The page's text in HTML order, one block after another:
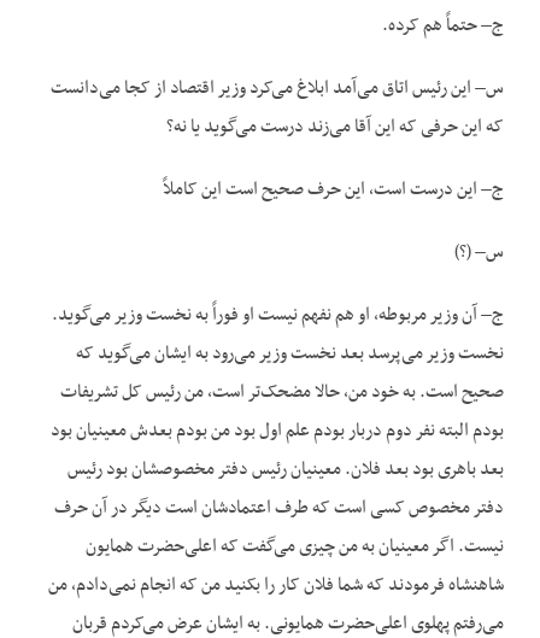
ج– حتماً هم کرده.
س– این رئیس اتاق می‌آمد ابلاغ می‌کرد وزیر اقتصاد از کجا می‌دانست
که این حرفی که این آقا می‌زند درست می‌گوید یا نه؟
ج– این درست است، این حرف صحیح است این کاملاً
س– (؟)
ج– آن وزیر مربوطه، او هم نفهم نیست او فوراً به نخست وزیر می‌گوید.
نخست وزیر می‌پرسد بعد نخست وزیر می‌رود به ایشان می‌گوید که
صحیح است. به خود من، حالا مضحک‌تر است، من رئیس کل تشریفات
بودم البته نفر دوم دربار بودم علم اول بود من بودم بعدش معینیان بود
بعد باهری بود بعد فلان. معینیان رئیس دفتر مخصوصشان بود رئیس
دفتر مخصوص کسی است که طرف اعتمادشان است دیگر در آن حرف
نیست. اگر معینیان به من چیزی می‌گفت که اعلی‌حضرت همایون
شاهنشاه فرمودند که شما فلان کار را بکنید من که انجام نمی‌دادم، من
می‌رفتم پهلوی اعلی‌حضرت همایونی. به ایشان عرض می‌کردم قربان